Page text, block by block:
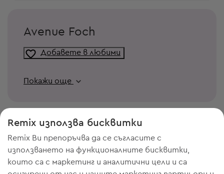
Avenue Foch
Добавете в любими
Покажи още
Remix използва бисквитки
Remix Ви препоръчва да се съгласите с
използването на функционалните бисквитки,
които са с маркетинг и аналитични цели и са